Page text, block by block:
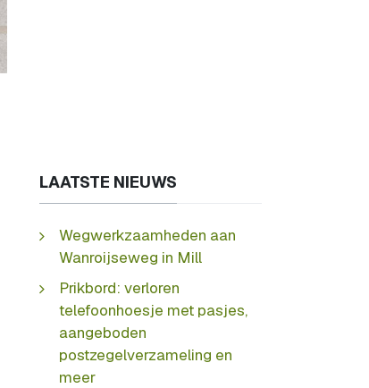
LAATSTE NIEUWS
Wegwerkzaamheden aan
Wanroijseweg in Mill
Prikbord: verloren
telefoonhoesje met pasjes,
aangeboden
postzegelverzameling en
meer